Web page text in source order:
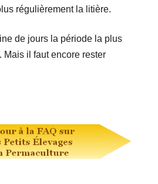
régulièrement la litière.
de jours la période la plus
Mais il faut encore rester